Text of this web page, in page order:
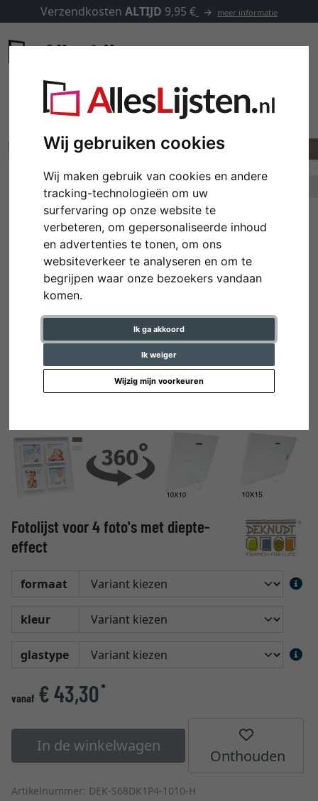
Wij gebruiken cookies
Wij maken gebruik van cookies en andere
tracking-technologieën om uw
surfervaring op onze website te
verbeteren, om gepersonaliseerde inhoud
en advertenties te tonen, om ons
websiteverkeer te analyseren en om te
begrijpen waar onze bezoekers vandaan
komen.
Ik ga akkoord
Ik weiger
Wijzig mijn voorkeuren
Verzendkosten ALTIJD 9,95 € meer informatie
Terug
Fotolijst voor 4 foto's met diepte-
effect
formaat
kleur
glastype
vanaf € 43,30*
In de winkelwagen
Onthouden
Artikelnummer: DEK-S68DK1P4-1010-H